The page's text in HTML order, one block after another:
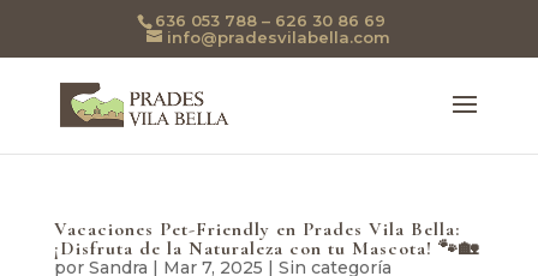
636 053 788 – 626 30 86 69
info@pradesvilabella.com
Vacaciones Pet-Friendly en Prades Vila Bella:
¡Disfruta de la Naturaleza con tu Mascota! 🐾🏡
por Sandra | Mar 7, 2025 | Sin categoría